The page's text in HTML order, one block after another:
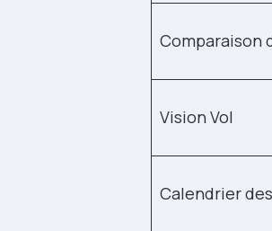
Comparaison
Vision Vol
Calendrier